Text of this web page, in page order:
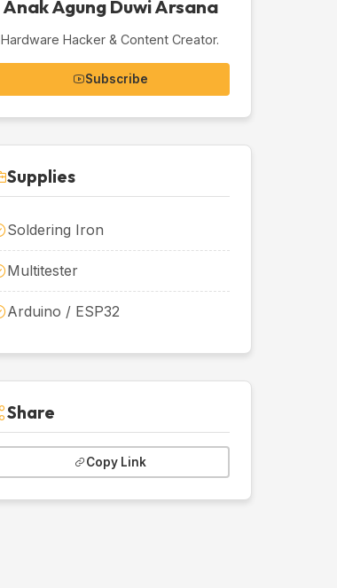
Anak Agung Duwi Arsana
Hardware Hacker & Content Creator.
Subscribe
Supplies
Soldering Iron
Multitester
Arduino / ESP32
Share
Copy Link